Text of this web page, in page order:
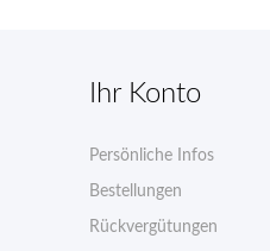
Ihr Konto
Persönliche Infos
Bestellungen
Rückvergütungen